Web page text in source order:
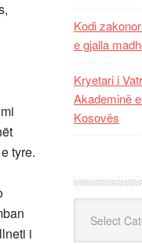
tyre.
i
Kodi
e gjalla
Kryetari i
Akademinë
Kosovës